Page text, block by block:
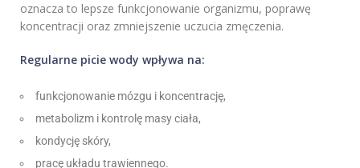
oznacza to lepsze funkcjonowanie organizmu, poprawę
koncentracji oraz zmniejszenie uczucia zmęczenia.
Regularne picie wody wpływa na:
funkcjonowanie mózgu i koncentrację,
metabolizm i kontrolę masy ciała,
kondycję skóry,
pracę układu trawiennego.